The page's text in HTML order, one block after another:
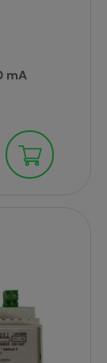
mA